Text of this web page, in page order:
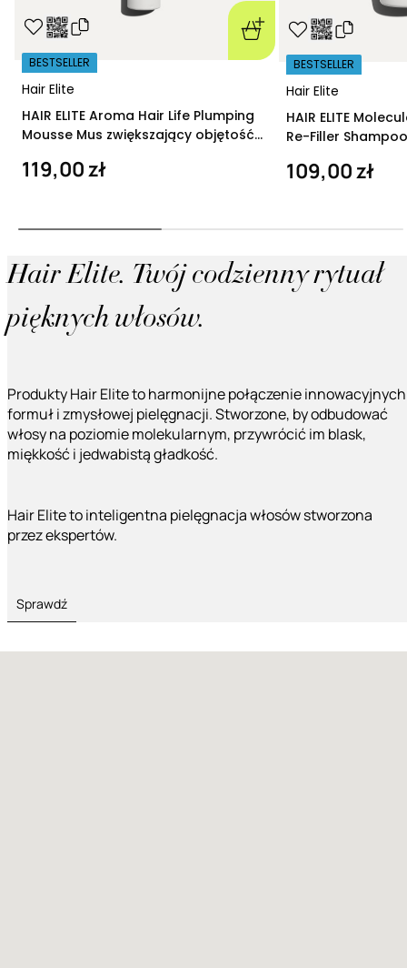
Hair Elite
BESTSELLER
HAIR ELITE Aroma Hair Life Plumping
Mousse Mus zwiększający objętość
119,00 zł
Hair Elite
BESTSELLER
HAIR ELITE
Re-Filler
109,00 zł
Hair Elite. Twój codzienny rytuał
pięknych włosów.
Produkty Hair Elite to harmonijne połączenie innowacyjnych
formuł i zmysłowej pielęgnacji. Stworzone, by odbudować
włosy na poziomie molekularnym, przywrócić im blask,
miękkość i jedwabistą gładkość.
Hair Elite to inteligentna pielęgnacja włosów stworzona
przez ekspertów.
Sprawdź